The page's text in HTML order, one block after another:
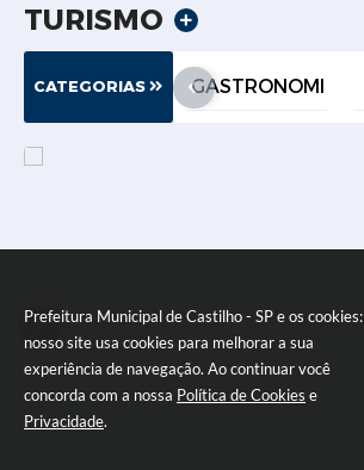
Prefeitura Municipal de Castilho - SP e os cookies:
nosso site usa cookies para melhorar a sua
experiência de navegação. Ao continuar você
concorda com a nossa Política de Cookies e
Privacidade.
TURISMO
CATEGORIAS
GASTRONOMI